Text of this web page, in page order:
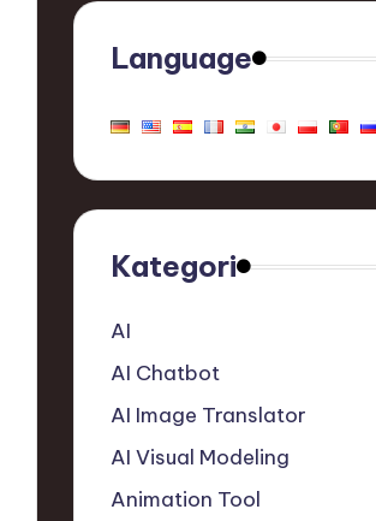
Language
Kategori
AI
AI Chatbot
AI Image Translator
AI Visual Modeling
Animation Tool